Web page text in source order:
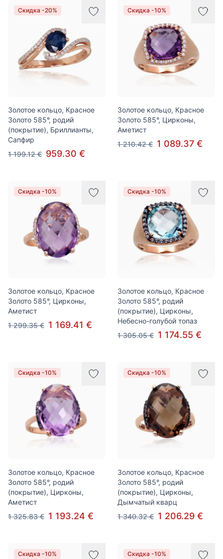
Скидка -20%
Золотое кольцо, Красное
Золото 585°, родий
(покрытие), Бриллианты,
Сапфир
1 199.12 € 959.30 €
Скидка -10%
Золотое кольцо, Красное
Золото 585°, Цирконы,
Аметист
1 210.42 € 1 089.37 €
Скидка -10%
Золотое кольцо, Красное
Золото 585°, Цирконы,
Аметист
1 299.35 € 1 169.41 €
Скидка -10%
Золотое кольцо, Красное
Золото 585°, родий
(покрытие), Цирконы,
Небесно-голубой топаз
1 305.05 € 1 174.55 €
Скидка -10%
Золотое кольцо, Красное
Золото 585°, родий
(покрытие), Цирконы,
Аметист
1 325.83 € 1 193.24 €
Скидка -10%
Золотое кольцо, Красное
Золото 585°, родий
(покрытие), Цирконы,
Дымчатый кварц
1 340.32 € 1 206.29 €
Скидка -10% Скидка -10%